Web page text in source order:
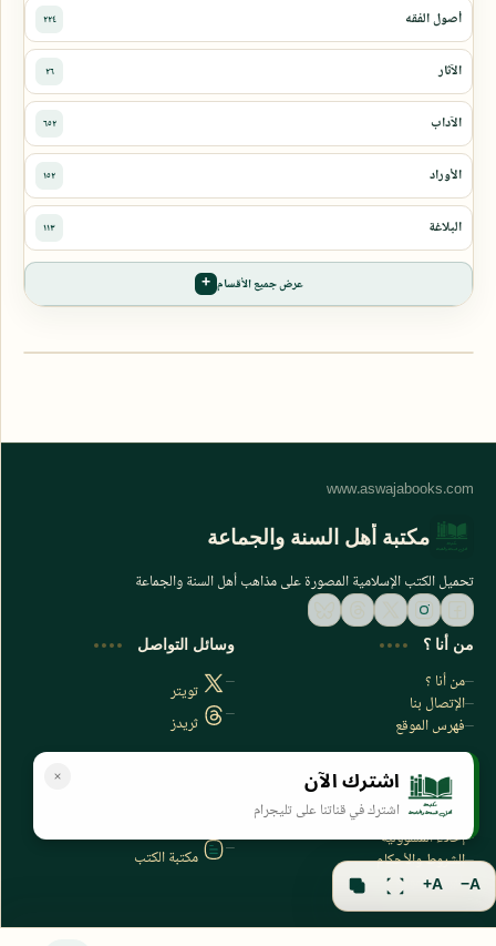
عرض جميع الأقسام
اشترك الآن
اشترك في قناتنا على تليجرام
مكتبة أهل السنة والجماعة
تحميل الكتب الإسلامية المصورة على مذاهب أهل السنة والجماعة
من أنا ؟
من أنا ؟
الإتصال بنا
فهرس الموقع
وسائل التواصل
تويتر
ثريدز
سياسة الخصوصية
سياسة الخصوصية
إخلاء المسؤولية
الشروط والأحكام
فهرس الموقع
مكتبة الكتب
A−
A+